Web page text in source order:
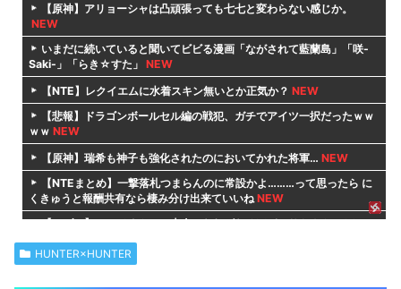
【原神】アリョーシャは凸頑張っても七七と変わらない感じか。
NEW
いまだに続いていると聞いてビビる漫画「ながされて藍蘭島」「咲-
Saki-」「らき☆すた」
NEW
【NTE】レクイエムに水着スキン無いとか正気か？ NEW
【悲報】ドラゴンボールセル編の戦犯、ガチでアイツ一択だったｗｗ
ｗｗ NEW
【原神】瑞希も神子も強化されたのにおいてかれた将軍… NEW
【NTEまとめ】一撃落札つまらんのに常設かよ………って思ったら に
くきゅうと報酬共有なら棲み分け出来ていいね NEW
【エヴァ】シンジくんって大人になればなるほどミサトさんとS○X
彼岸島でみんなが忘れていそうなコト
HUNTER×HUNTER